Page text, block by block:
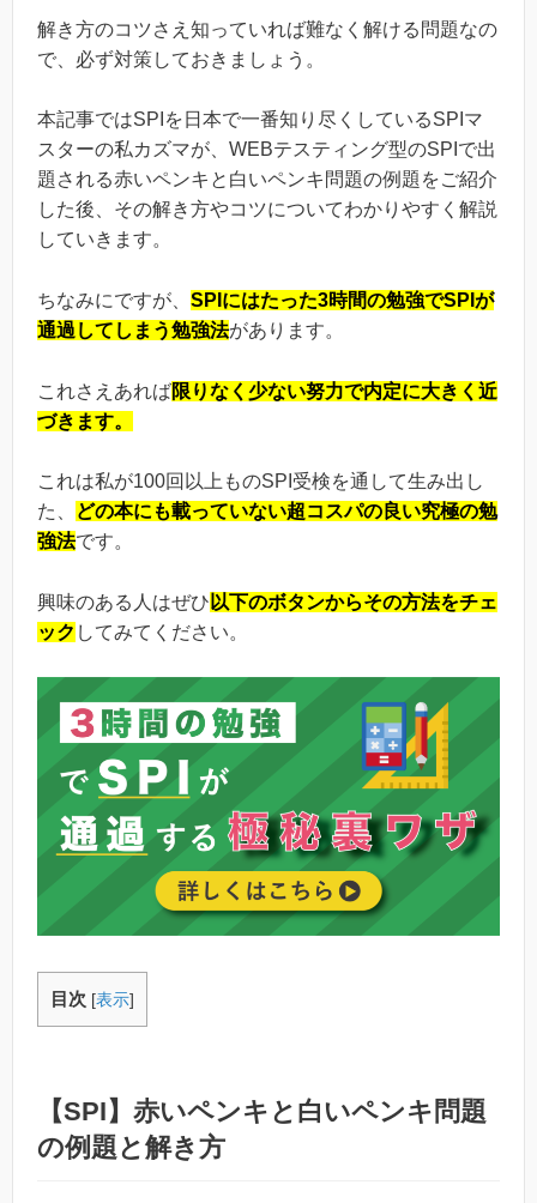
解き方のコツさえ知っていれば難なく解ける問題なの
で、必ず対策しておきましょう。
本記事ではSPIを日本で一番知り尽くしているSPIマ
スターの私カズマが、WEBテスティング型のSPIで出
題される赤いペンキと白いペンキ問題の例題をご紹介
した後、その解き方やコツについてわかりやすく解説
していきます。
ちなみにですが、 SPIにはたった3時間の勉強でSPIが
通過してしまう勉強法があります。
これさえあれば限りなく少ない努力で内定に大きく近
づきます。
これは私が100回以上ものSPI受検を通して生み出し
た、
どの本にも載っていない超コスパの良い究極の勉
強法です。
興味のある人はぜひ 以下のボタンからその方法をチェ
ック してみてください。
目次 [表示]
【SPI】赤いペンキと白いペンキ問題
の例題と解き方